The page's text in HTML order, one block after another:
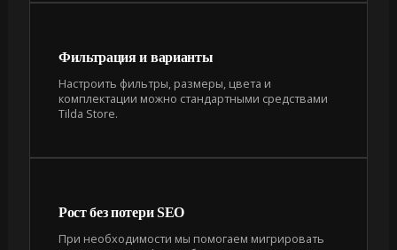
Фильтрация и варианты
Настроить фильтры, размеры, цвета и
комплектации можно стандартными средствами
Tilda Store.
Рост без потери SEO
При необходимости мы помогаем мигрировать